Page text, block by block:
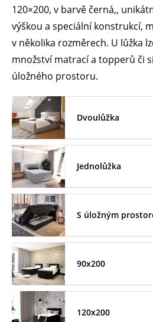
120×200, v barvě černá,,
výškou a speciální konstrukcí,
v několika rozměrech. U lůžka
množství matrací a topperů či
úložného prostoru.
Dvoulůžka
Jednolůžka
S úložným
90x200
120x200